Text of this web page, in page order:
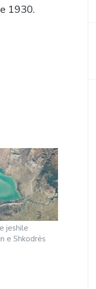
1930.
jeshile
e Shkodrës